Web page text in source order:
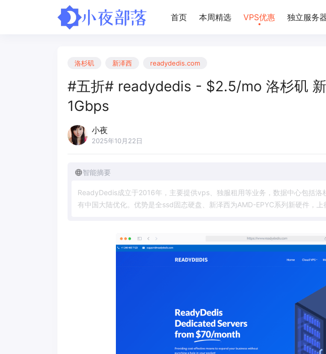
首页 本周精选 VPS优惠 独立服务
洛杉矶 新泽西 readydedis.com
#五折# readydedis - $2.5/mo 洛杉矶
1Gbps
小夜
2025年10月22日
智能摘要
ReadyDedis成立于2016年 ， 主要提供vps 独服租 用等业务 ， 数据中心包括洛
有中国大陆优化 优势是全ssd固态硬盘 新泽西为AMD-EPYC系列新硬件 ， 上